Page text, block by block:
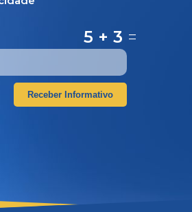
5 + 3 =
Receber Informativo